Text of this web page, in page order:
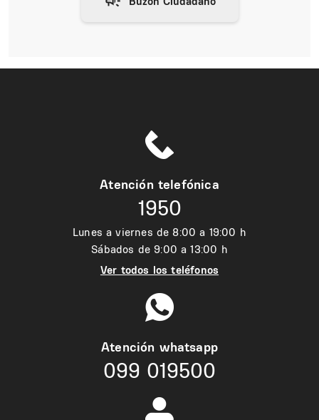
Atención telefónica
1950
Lunes a viernes de 8:00 a 19:00 h
Sábados de 9:00 a 13:00 h
Ver todos los teléfonos
Atención whatsapp
099 019500